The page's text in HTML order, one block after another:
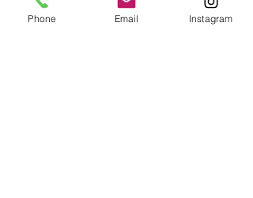
Phone Email Instagram